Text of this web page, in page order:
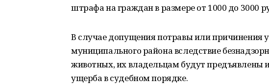
штрафа на граждан в размере от 1000 до 3000
В случае допущения потравы или причинения
муниципального района вследствие
животных, их владельцам будут предъявлены
ущерба в судебном порядке.